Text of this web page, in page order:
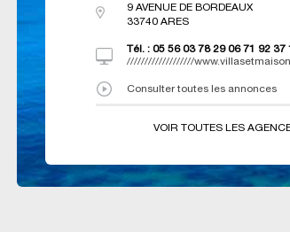
9 AVENUE DE BORDEAUX
33740 ARES
Tél. :05 56 03 78 29 06 71 92 37
///////////////////
Consulter toutes les annonces
VOIR TOUTES LES